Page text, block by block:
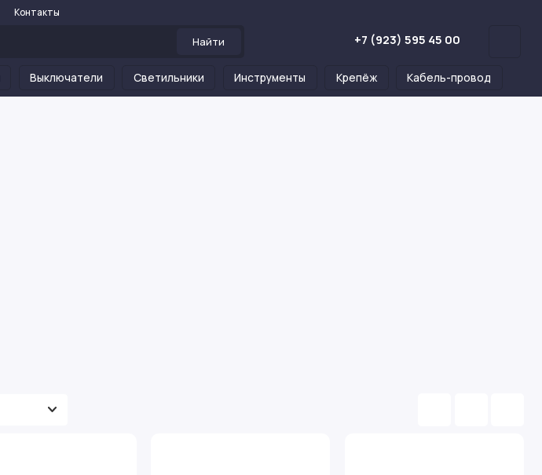
Контакты
Найти +7 (923) 595 45 00
Выключатели Светильники Инструменты Крепёж Кабель-провод